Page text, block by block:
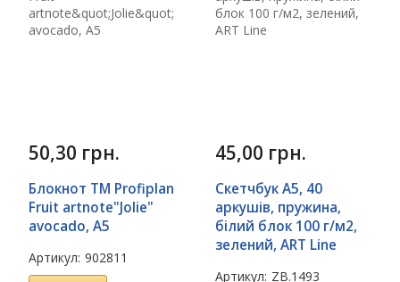
50,30 грн.
Блокнот TM Profiplan
Fruit artnote"Jolie"
avocado, A5
Артикул: 902811
45,00 грн.
Скетчбук А5, 40
аркушів, пружина,
білий блок 100 г/м2,
зелений, ART Line
Артикул: ZB.1493